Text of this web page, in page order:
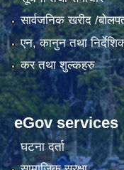
सार्वजनिक खरीद /
एन, कानुन तथा
कर तथा शुल्कहरु
eGov services
घटना दर्ता